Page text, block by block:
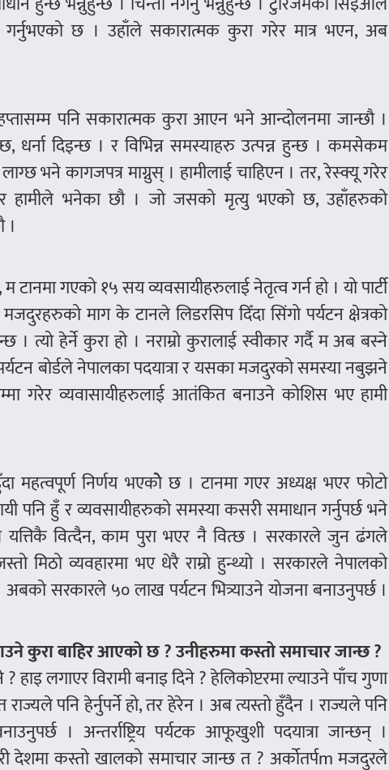
गर्नुभएको छ । उहाँले सकारात्मक कुरा गरेर मात्र भएन, अब
पनि सकारात्मक कुरा आएन भने आन्दोलनमा जान्छौ ।
धर्ना दिइन्छ । र विभिन्न समस्याहरु उत्पन्न हुन्छ । कमसेकम
भने कागजपत्र माग्नुस् । हामीलाई चाहिएन । तर, रेस्क्यू गरेर
हामीले भनेका छौ । जो जसको मृत्यु भएको छ, उहाँहरुको
।
टानमा गएको १५ सय व्यवसायीहरुलाई नेतृत्व गर्न हो । यो पार्टी
माग के टानले लिडरसिप दिँदा सिंगो पर्यटन क्षेत्रको
। त्यो हेर्ने कुरा हो । नराम्रो कुरालाई स्वीकार गर्दै म अब बस्ने
बोर्डले नेपालका पदयात्रा र यसका मजदुरको समस्या नबुझने
गरेर व्यवासायीहरुलाई आतंकित बनाउने कोशिस भए हामी
महत्वपूर्ण निर्णय भएकोे छ । टानमा गएर अध्यक्ष भएर फोटो
हुँ र व्यवसायीहरुको समस्या कसरी समाधान गर्नुपर्छ भने
यत्तिकै वित्दैन, काम पुरा भएर नै वित्छ । सरकारले जुन ढंगले
मिठो व्यवहारमा भए धेरै राम्रो हुन्थ्यो । सरकारले नेपालको
सरकारले ५० लाख पर्यटन भित्र्याउने योजना बनाउनुपर्छ ।
कुरा बाहिर आएको छ ? उनीहरुमा कस्तो समाचार जान्छ ?
हाइ लगाएर विरामी बनाइ दिने ? हेलिकोप्टरमा ल्याउने पाँच गुणा
पनि हेर्नुपर्ने हो, तर हेरेन । अब त्यस्तो हुँदैन । राज्यले पनि
। अन्तर्राष्ट्रिय पर्यटक आफूखुशी पदयात्रा जान्छन् ।
देशमा कस्तो खालको समाचार जान्छ त ? अर्कोतर्पm मजदुरले